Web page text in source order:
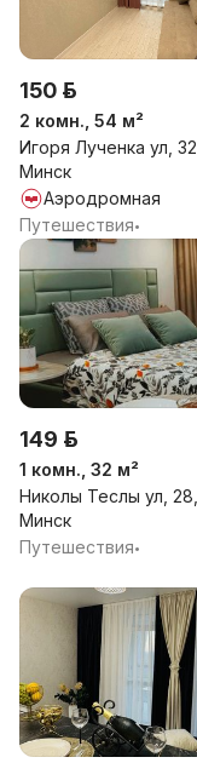
150 р.
2 комн., 54 м²
Игоря Лученка ул, 32,
Минск
Аэродромная
Путешествия•
149 р.
1 комн., 32 м²
Николы Теслы ул, 28,
Минск
Путешествия•